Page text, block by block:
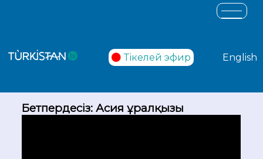
Тікелей эфир English
Бетпердесіз: Асия Құралқызы